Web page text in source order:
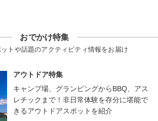
おでかけ特集
トや話題のアクティビティ情報をお届け
アウトドア特集
キャンプ場、グランピングからBBQ、アス
レチックまで！非日常体験を存分に堪能で
きるアウトドアスポットを紹介